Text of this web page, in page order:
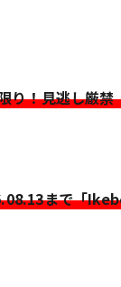
り！見逃し厳禁
まで「